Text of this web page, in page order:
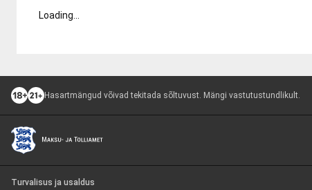
Loading...
Hasartmängud võivad tekitada sõltuvust. Mängi vastutustundlikult.
Turvalisus ja usaldus